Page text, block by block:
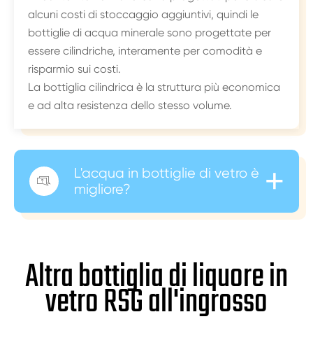
alcuni costi di stoccaggio aggiuntivi, quindi le
bottiglie di acqua minerale sono progettate per
essere cilindriche, interamente per comodità e
risparmio sui costi.
La bottiglia cilindrica è la struttura più economica
e ad alta resistenza dello stesso volume.

L'acqua in bottiglie di vetro è
migliore?
+
Altra bottiglia di liquore in
vetro RSG all'ingrosso